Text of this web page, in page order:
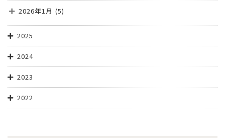
2026年1月 (5)
2025
2024
2023
2022